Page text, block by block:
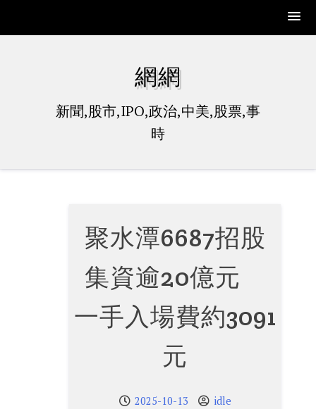
網網
新聞,股市,IPO,政治,中美,股票,事
時
聚水潭6687招股
集資逾20億元
一手入場費約3091
元
2025-10-13 idle